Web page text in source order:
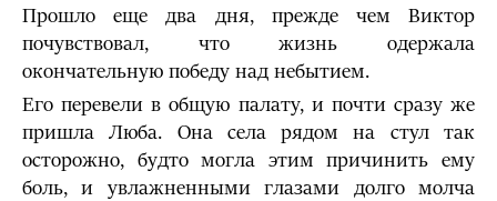
Прошло еще два дня, прежде чем Виктор
почувствовал, что жизнь одержала
окончательную победу над небытием.
Его перевели в общую палату, и почти сразу же
пришла Люба. Она села рядом на стул так
осторожно, будто могла этим причинить ему
боль, и увлажненными глазами долго молча